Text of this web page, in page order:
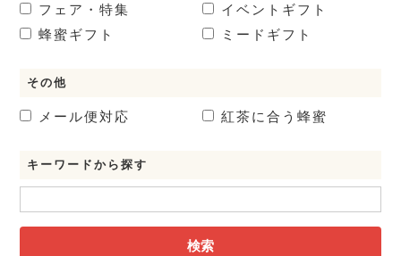
フェア・特集
イベントギフト
蜂蜜ギフト
ミードギフト
その他
メール便対応 紅茶に合う蜂蜜
キーワードから探す
検索